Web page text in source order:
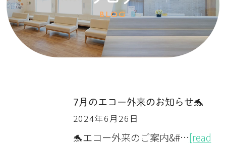
BLOG
7月のエコー外来のお知らせ🐬
2024年6月26日
🐬エコー外来のご案内&#…[read